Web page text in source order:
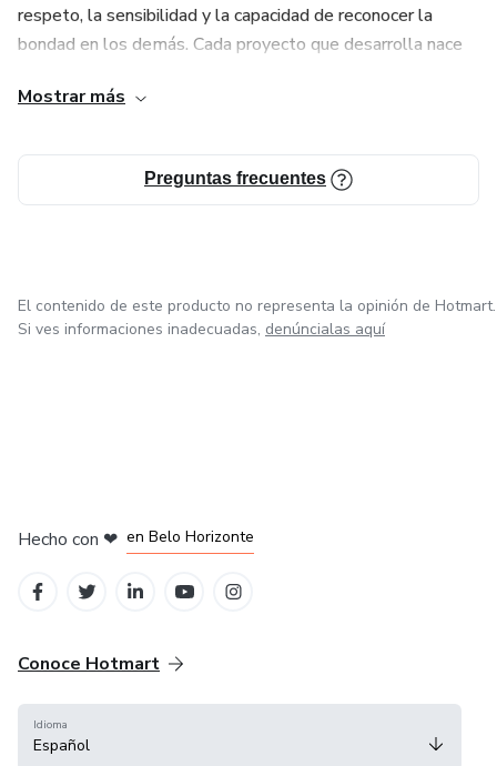
respeto, la sensibilidad y la capacidad de reconocer la
bondad en los demás. Cada proyecto que desarrolla nace
reciben, recordando que la educación emocional y la
mejor futuro.
Mostrar más
Preguntas frecuentes
El contenido de este producto no representa la opinión de Hotmart.
Si ves informaciones inadecuadas, denúncialas aquí
Hecho con ❤ en Belo Horizonte
Conoce Hotmart
Idioma
Español